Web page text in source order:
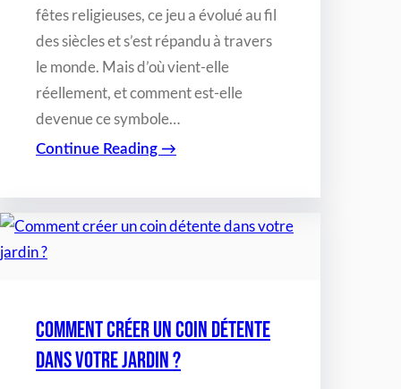
fêtes religieuses, ce jeu a évolué au fil
des siècles et s’est répandu à travers
le monde. Mais d’où vient-elle
réellement, et comment est-elle
devenue ce symbole…
Continue Reading →
Comment créer un coin détente
dans votre jardin ?